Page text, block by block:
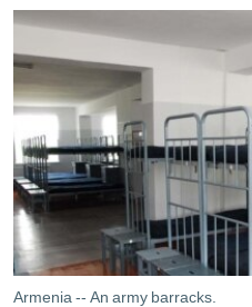
ՏՆՏԵՍՈՒԹՅՈՒՆ
ՂԱՐԱԲԱՂ
ՊԱՏԵՐԱԶՄԻ 6 ՇԱԲԱԹՆԵՐԸ
ՏԱՐԱԾԱՇՐՋԱՆ
ՄԻՋԱԶԳԱՅԻՆ
ՄՇԱԿՈՒՅԹ
ՍՊՈՐՏ
Armenia -- An army barracks.